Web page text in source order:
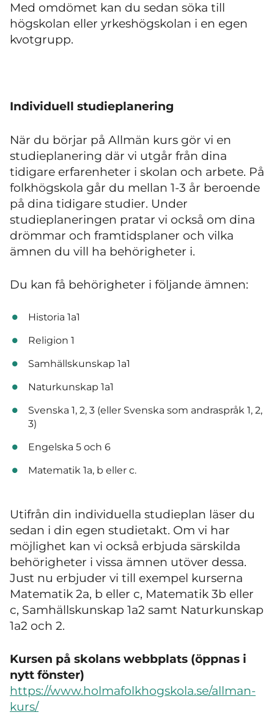
Med omdömet kan du sedan söka till
högskolan eller yrkeshögskolan i en egen
kvotgrupp.
Individuell studieplanering
När du börjar på Allmän kurs gör vi en
studieplanering där vi utgår från dina
tidigare erfarenheter i skolan och arbete. På
folkhögskola går du mellan 1-3 år beroende
på dina tidigare studier. Under
studieplaneringen pratar vi också om dina
drömmar och framtidsplaner och vilka
ämnen du vill ha behörigheter i.
Du kan få behörigheter i följande ämnen:
Historia 1a1
Religion 1
Samhällskunskap 1a1
Naturkunskap 1a1
Svenska 1, 2, 3 (eller Svenska som andraspråk 1, 2,
3)
Engelska 5 och 6
Matematik 1a, b eller c.
Utifrån din individuella studieplan läser du
sedan i din egen studietakt. Om vi har
möjlighet kan vi också erbjuda särskilda
behörigheter i vissa ämnen utöver dessa.
Just nu erbjuder vi till exempel kurserna
Matematik 2a, b eller c, Matematik 3b eller
c, Samhällskunskap 1a2 samt Naturkunskap
1a2 och 2.
Kursen på skolans webbplats (öppnas i
nytt fönster)
https://www.holmafolkhogskola.se/allman-
kurs/